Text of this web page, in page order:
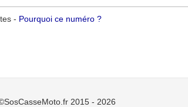
- Pourquoi ce numéro ?
2015 - 2026